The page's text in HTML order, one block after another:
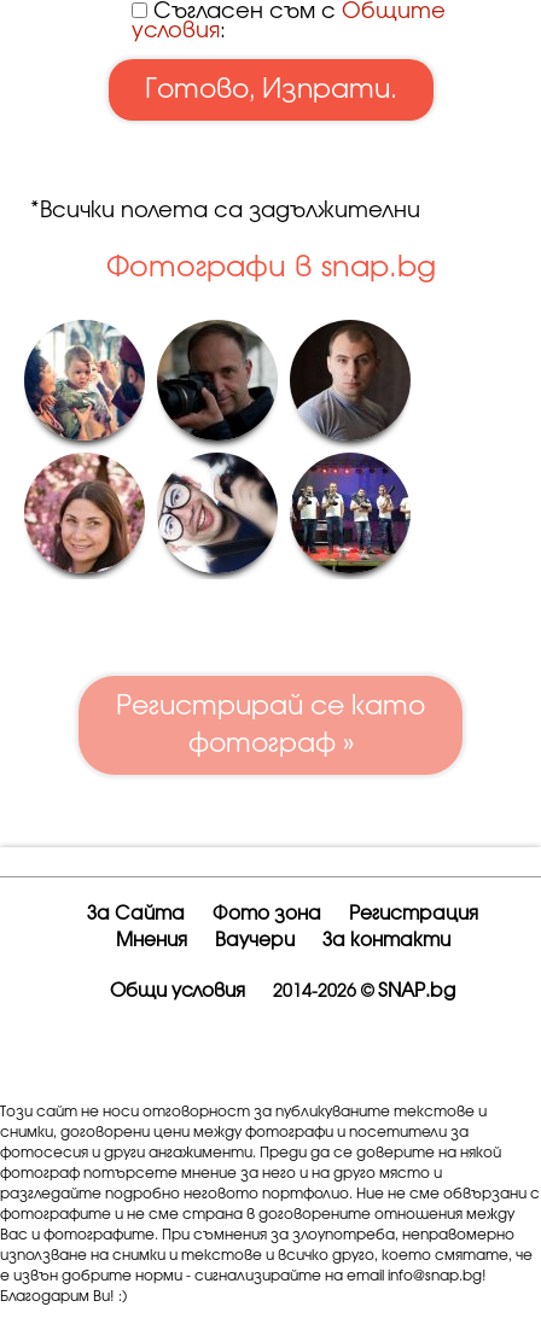
Съгласен съм с Общите
условия:
*Всички полета са задължителни
Фотографи в snap.bg
Регистрирай се като
фотограф »
За Сайта Фото зона
Регистрация
Мнения
Ваучери За контакти
Общи условия 2014-2026 © SNAP.bg
Този сайт не носи отговорност за публикуваните текстове и
снимки, договорени цени между фотографи и посетители за
фотосесия и други ангажименти. Преди да се доверите на някой
фотограф потърсете мнение за него и на друго място и
разгледайте подробно неговото портфолио. Ние не сме обвързани с
фотографите и не сме страна в договорените отношения между
Вас и фотографите. При съмнения за злоупотреба, неправомерно
използване на снимки и текстове и всичко друго, което смятате, че
е извън добрите норми - сигнализирайте на email info@snap.bg!
Благодарим Ви! :)